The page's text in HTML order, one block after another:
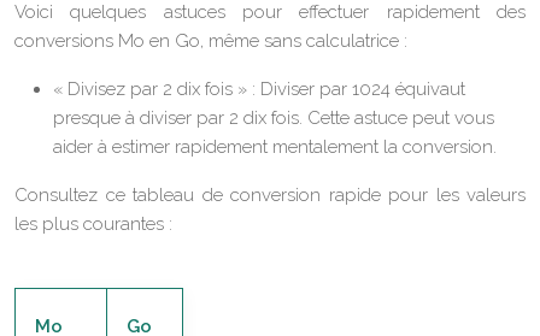
Voici quelques astuces pour effectuer rapidement des
conversions Mo en Go, même sans calculatrice :
« Divisez par 2 dix fois » : Diviser par 1024 équivaut
presque à diviser par 2 dix fois. Cette astuce peut vous
aider à estimer rapidement mentalement la conversion.
Consultez ce tableau de conversion rapide pour les valeurs
les plus courantes :
Mo Go